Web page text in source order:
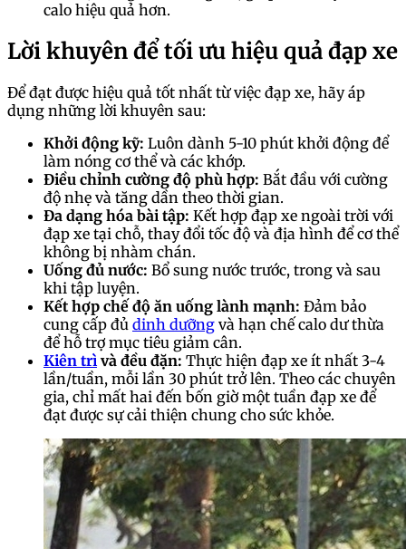
calo hiệu quả hơn.
Lời khuyên để tối ưu hiệu quả đạp xe
Để đạt được hiệu quả tốt nhất từ việc đạp xe, hãy áp
dụng những lời khuyên sau:
Khởi động kỹ: Luôn dành 5-10 phút khởi động để
làm nóng cơ thể và các khớp.
Điều chỉnh cường độ phù hợp: Bắt đầu với cường
độ nhẹ và tăng dần theo thời gian.
Đa dạng hóa bài tập: Kết hợp đạp xe ngoài trời với
đạp xe tại chỗ, thay đổi tốc độ và địa hình để cơ thể
không bị nhàm chán.
Uống đủ nước: Bổ sung nước trước, trong và sau
khi tập luyện.
Kết hợp chế độ ăn uống lành mạnh: Đảm bảo
cung cấp đủ dinh dưỡng và hạn chế calo dư thừa
để hỗ trợ mục tiêu giảm cân.
Kiên trì và đều đặn: Thực hiện đạp xe ít nhất 3-4
lần/tuần, mỗi lần 30 phút trở lên. Theo các chuyên
gia, chỉ mất hai đến bốn giờ một tuần đạp xe để
đạt được sự cải thiện chung cho sức khỏe.